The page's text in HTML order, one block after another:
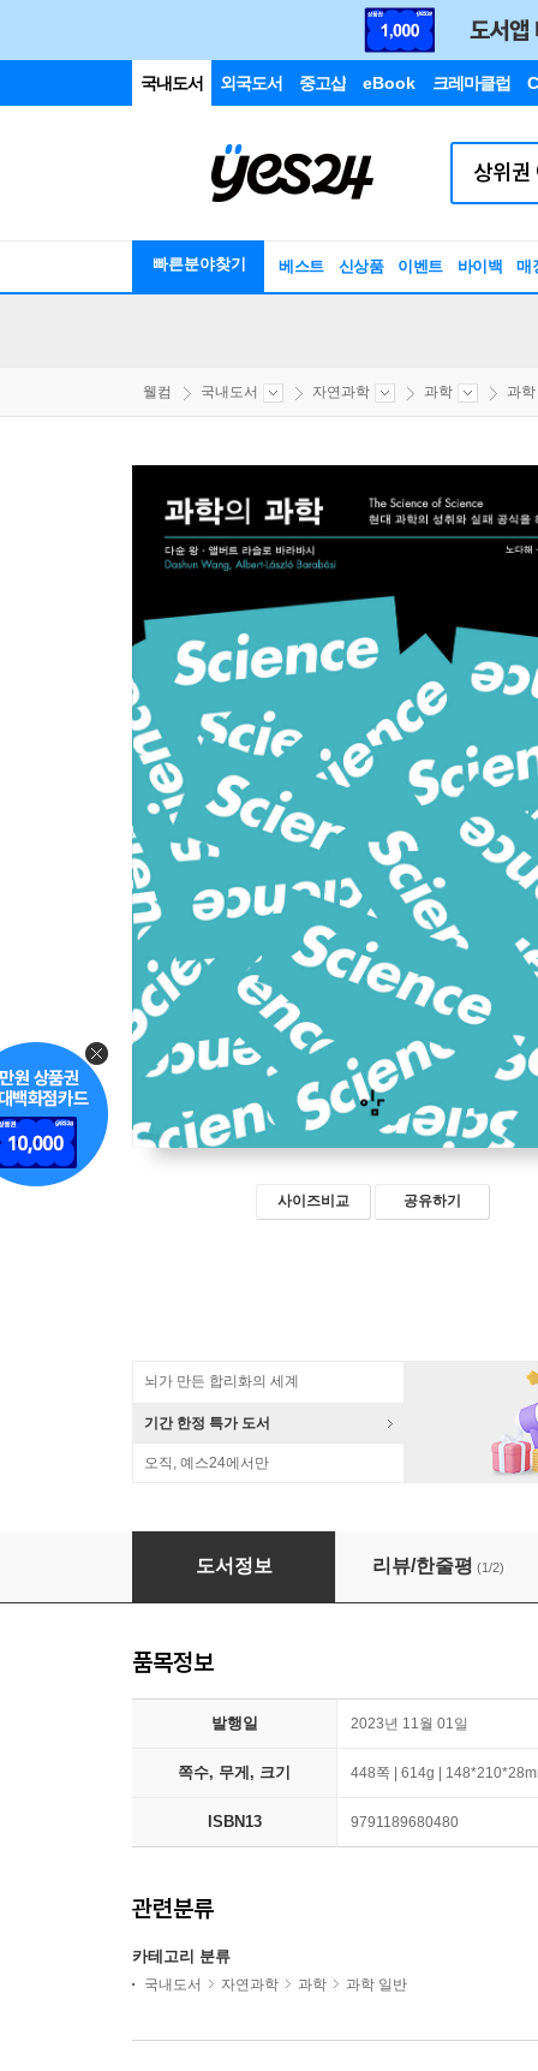
국내도서 외국도서 중고샵 eBook 크레마클럽
빠른분야찾기 베스트 신상품 이벤트 바이백 매
웰컴 국내도서 자연과학 과학 과
사이즈비교 공유하기
뇌가 만든 합리화의 세계
기간 한정 특가 도서
오직, 예스24에서만
과학의 과학
도서정보 리뷰/한줄평 (1/2)
품목정보
발행일 2023년 11월 01일
쪽수, 무게, 크기 448쪽 | 614g |
ISBN13 9791189680480
관련분류
카테고리 분류
국내도서 자연과학 과학 과학 일반